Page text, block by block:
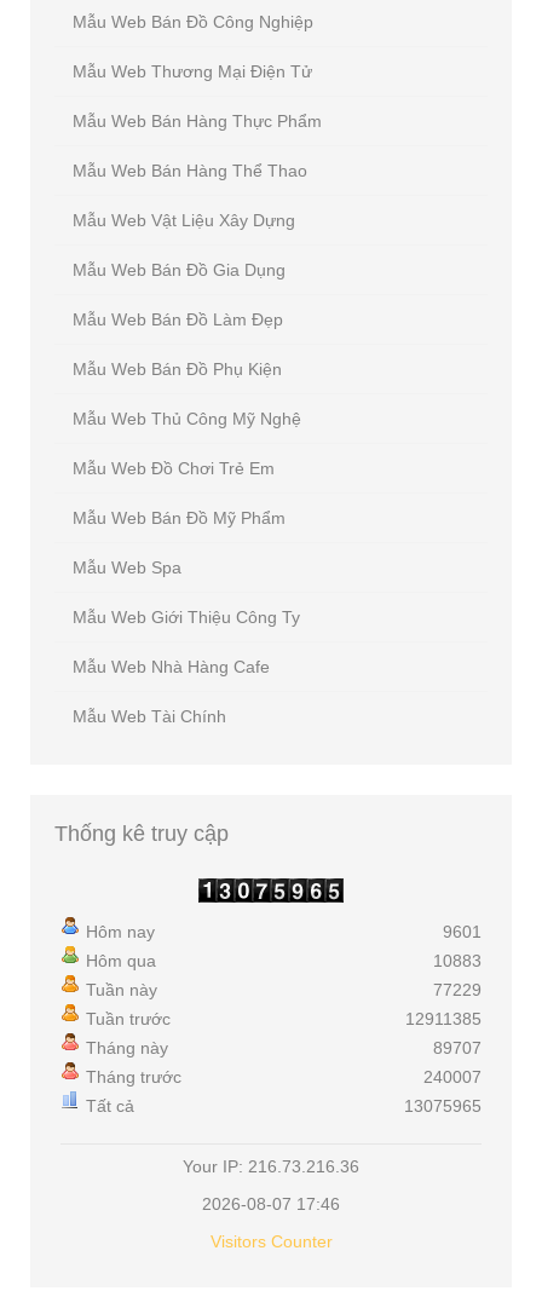
Mẫu Web Bán Đồ Công Nghiệp
Mẫu Web Thương Mại Điện Tử
Mẫu Web Bán Hàng Thực Phẩm
Mẫu Web Bán Hàng Thể Thao
Mẫu Web Vật Liệu Xây Dựng
Mẫu Web Bán Đồ Gia Dụng
Mẫu Web Bán Đồ Làm Đẹp
Mẫu Web Bán Đồ Phụ Kiện
Mẫu Web Thủ Công Mỹ Nghệ
Mẫu Web Đồ Chơi Trẻ Em
Mẫu Web Bán Đồ Mỹ Phẩm
Mẫu Web Spa
Mẫu Web Giới Thiệu Công Ty
Mẫu Web Nhà Hàng Cafe
Mẫu Web Tài Chính
Thống kê truy cập
Hôm nay
Hôm qua
Tuần này
Tuần trước
Tháng này
Tháng trước
Tất cả
9601
10883
77229
12911385
89707
240007
13075965
Your IP: 216.73.216.36
2026-08-07 17:46
Visitors Counter